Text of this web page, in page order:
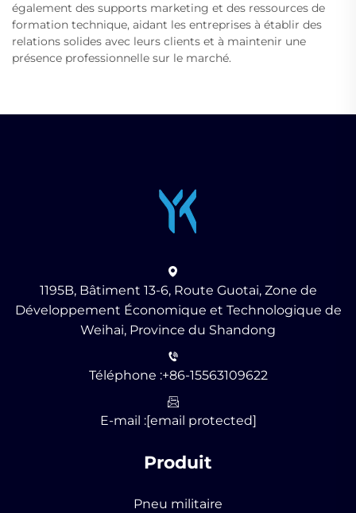
également des supports marketing et des ressources de
formation technique, aidant les entreprises à établir des
relations solides avec leurs clients et à maintenir une
présence professionnelle sur le marché.
1195B, Bâtiment 13-6, Route Guotai, Zone de
Développement Économique et Technologique de
Weihai, Province du Shandong
Téléphone :+86-15563109622
E-mail :[email protected]
Produit
Pneu militaire